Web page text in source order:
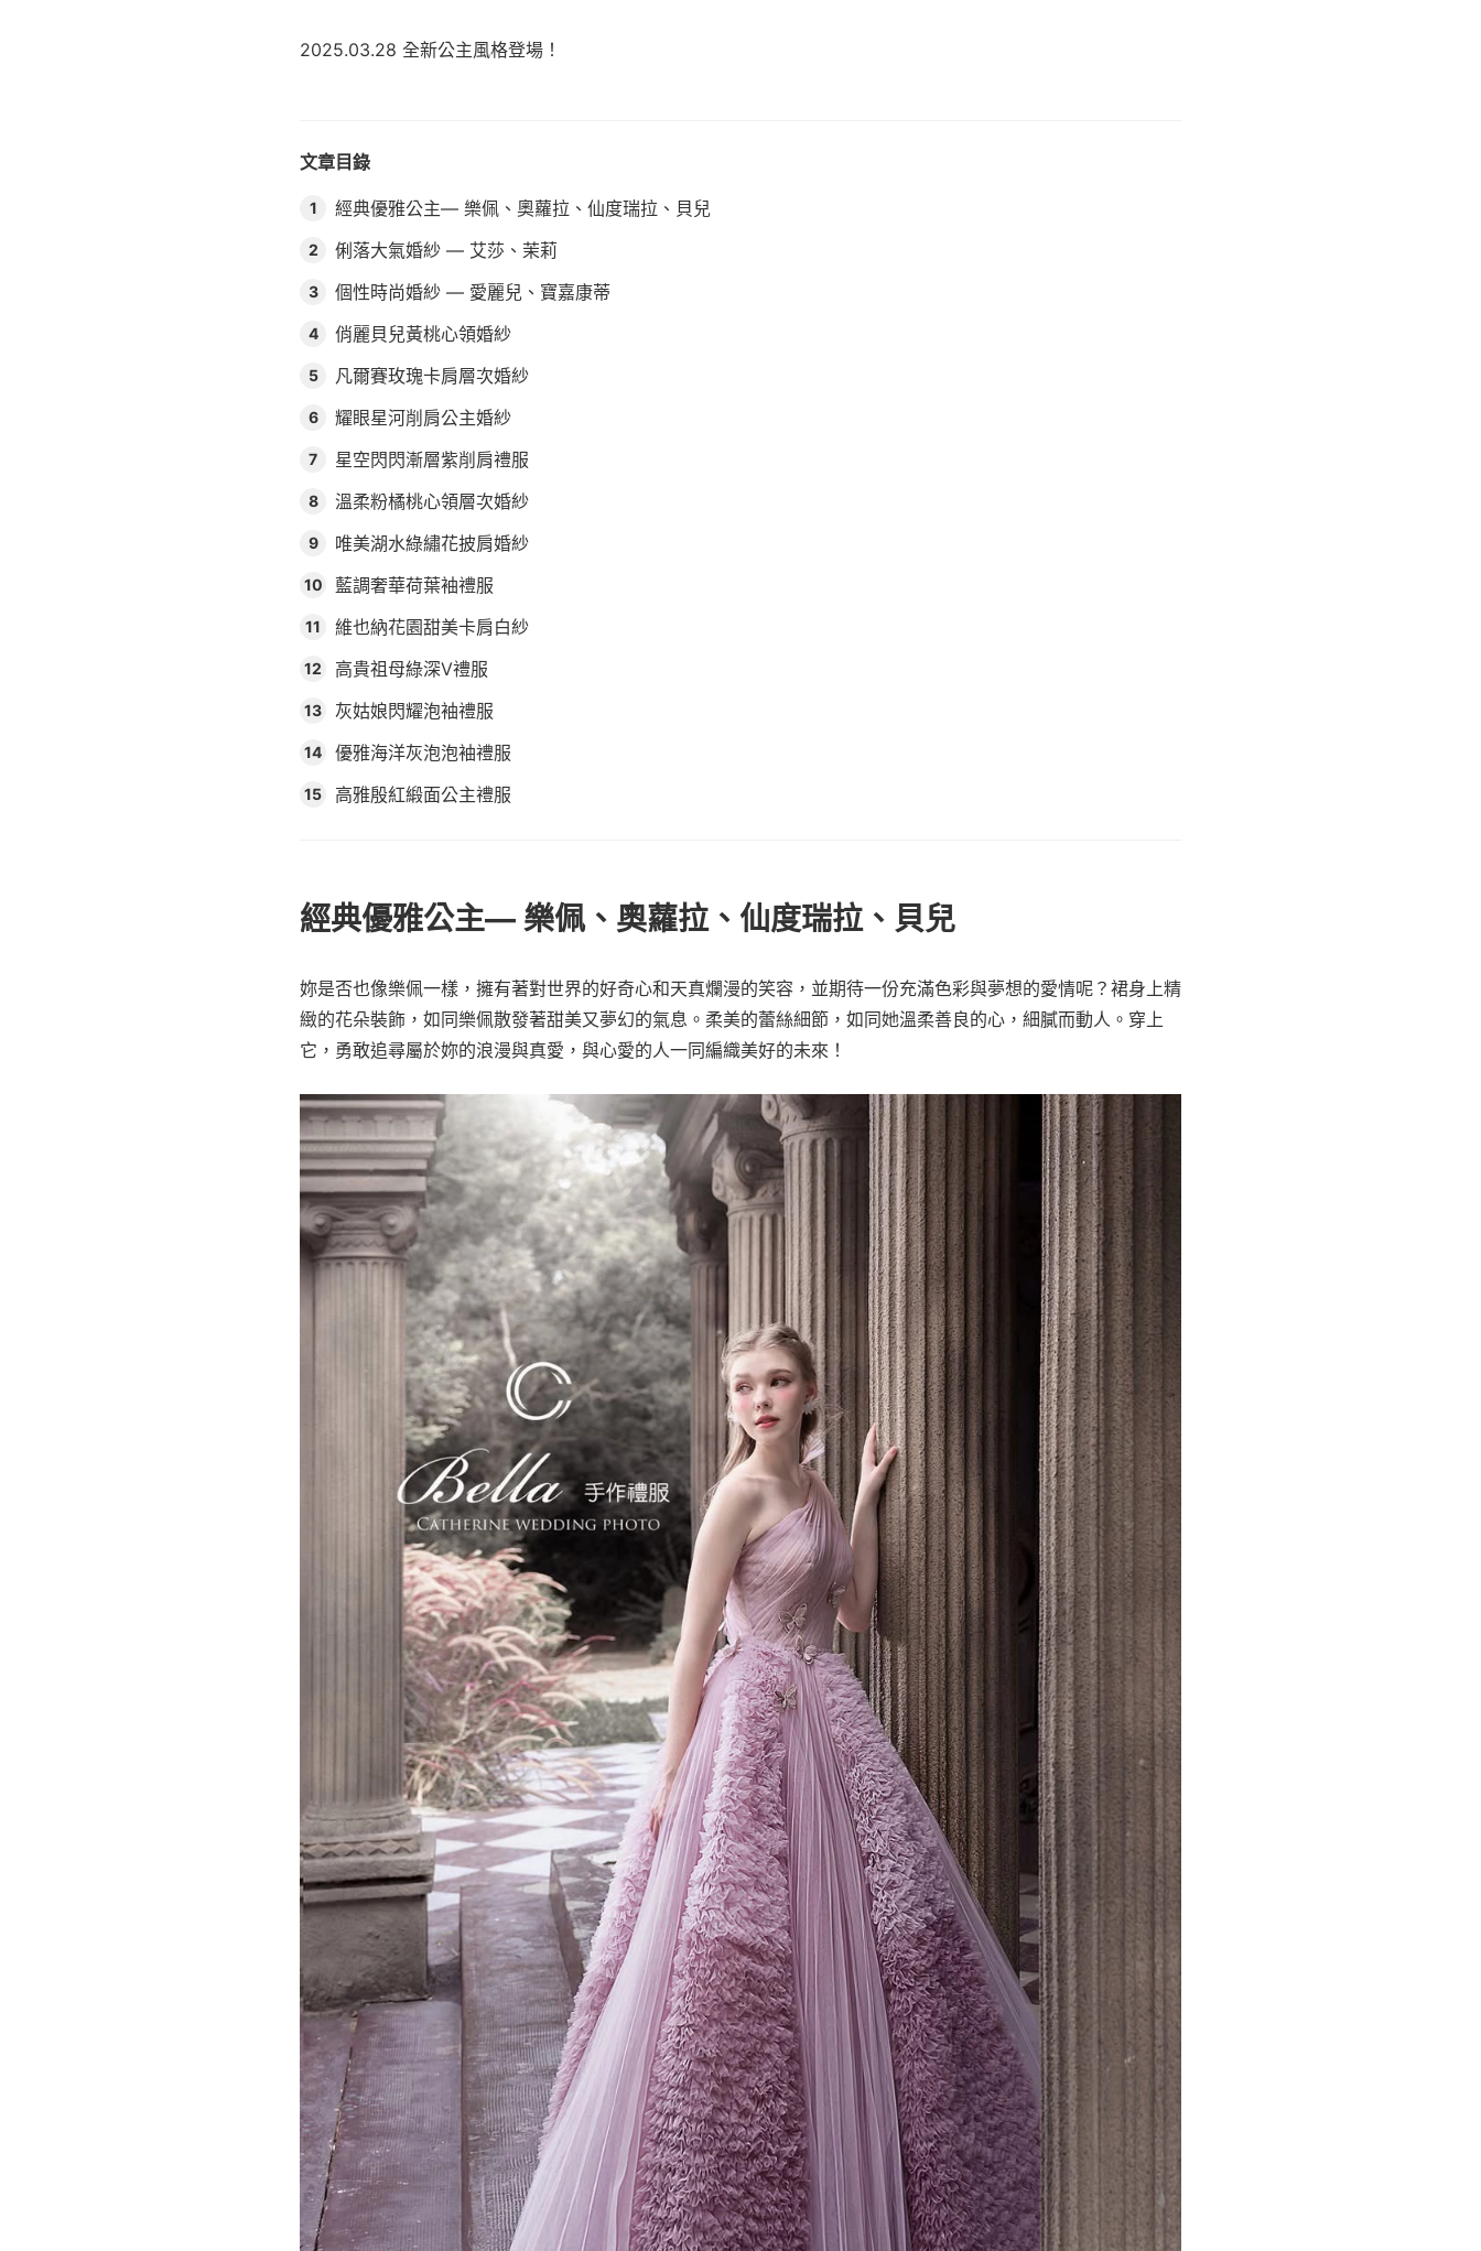
2025.03.28 全新公主風格登場！
文章目錄
1 經典優雅公主— 樂佩、奧蘿拉、仙度瑞拉、貝兒
2 俐落大氣婚紗 — 艾莎、茉莉
3 個性時尚婚紗 — 愛麗兒、寶嘉康蒂
4 俏麗貝兒黃桃心領婚紗
5 凡爾賽玫瑰卡肩層次婚紗
6 耀眼星河削肩公主婚紗
7 星空閃閃漸層紫削肩禮服
8 溫柔粉橘桃心領層次婚紗
9 唯美湖水綠繡花披肩婚紗
10 藍調奢華荷葉袖禮服
11 維也納花園甜美卡肩白紗
12 高貴祖母綠深V禮服
13 灰姑娘閃耀泡袖禮服
14 優雅海洋灰泡泡袖禮服
15 高雅殷紅緞面公主禮服
經典優雅公主— 樂佩、奧蘿拉、仙度瑞拉、貝兒
妳是否也像樂佩一樣，擁有著對世界的好奇心和天真爛漫的笑容，並期待一份充滿色彩與夢想的愛情呢？裙身上精
緻的花朵裝飾，如同樂佩散發著甜美又夢幻的氣息。柔美的蕾絲細節，如同她溫柔善良的心，細膩而動人。穿上
它，勇敢追尋屬於妳的浪漫與真愛，與心愛的人一同編織美好的未來！